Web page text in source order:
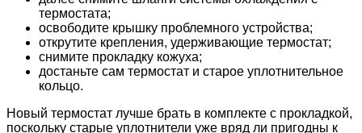
термостата;
освободите крышку проблемного устройства;
открутите крепления, удерживающие термостат;
снимите прокладку кожуха;
достаньте сам термостат и старое уплотнительное
кольцо.
Новый термостат лучше брать в комплекте с прокладкой,
поскольку старые уплотнители уже вряд ли пригодны к